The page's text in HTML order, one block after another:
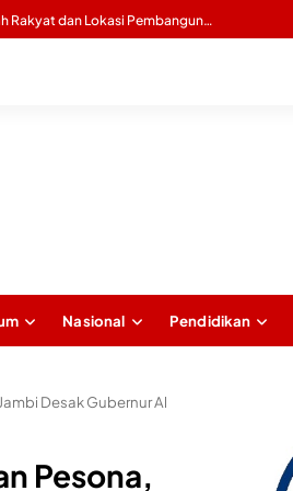
Gubernur Al Haris Buka Sosialisasi Akbar Pencegahan IRET, TCC, Perundungan, dan Bahaya Narkoba di Bungo
Nasional Pendidikan
Desak Gubernur Al
Pesona,